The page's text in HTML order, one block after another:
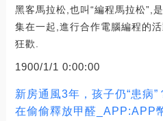
黑客馬拉松,也叫“編程馬拉松”,
集在一起,進行合作電腦編程的
狂歡.
1900/1/1 0:00:00
新房通風3年，孩子仍“患病”
在偷偷釋放甲醛_APP:APP